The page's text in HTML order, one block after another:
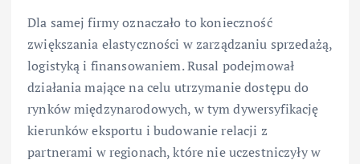
Dla samej firmy oznaczało to konieczność
zwiększania elastyczności w zarządzaniu sprzedażą,
logistyką i finansowaniem. Rusal podejmował
działania mające na celu utrzymanie dostępu do
rynków międzynarodowych, w tym dywersyfikację
kierunków eksportu i budowanie relacji z
partnerami w regionach, które nie uczestniczyły w